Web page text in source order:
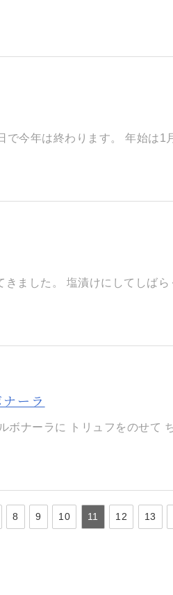
今年は終わります。 年始は1
きました。 ​塩漬けにしてしば
ーラ
ボナーラに ​トリュフをのせて
8 9 10 11 12 13